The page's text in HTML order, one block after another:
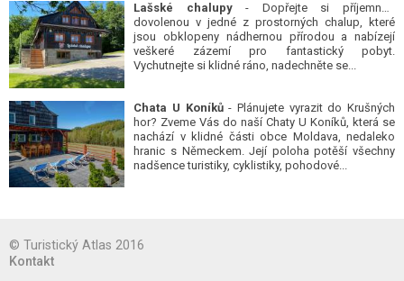
Lašské chalupy- Dopřejte si příjemnou
dovolenou v jedné z prostorných chalup, které
jsou obklopeny nádhernou přírodou a nabízejí
veškeré zázemí pro fantastický pobyt.
Vychutnejte si klidné ráno, nadechněte se...
Chata U Koníků- Plánujete vyrazit do Krušných
hor? Zveme Vás do naší Chaty U Koníků, která se
nachází v klidné části obce Moldava, nedaleko
hranic s Německem. Její poloha potěší všechny
nadšence turistiky, cyklistiky, pohodové...
© Turistický Atlas 2016
Kontakt